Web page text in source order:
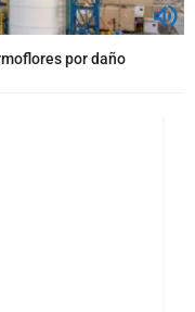
por daño